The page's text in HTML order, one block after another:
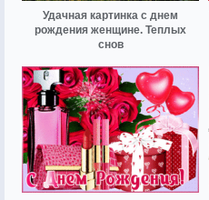
Удачная картинка с днем
рождения женщине. Теплых
снов